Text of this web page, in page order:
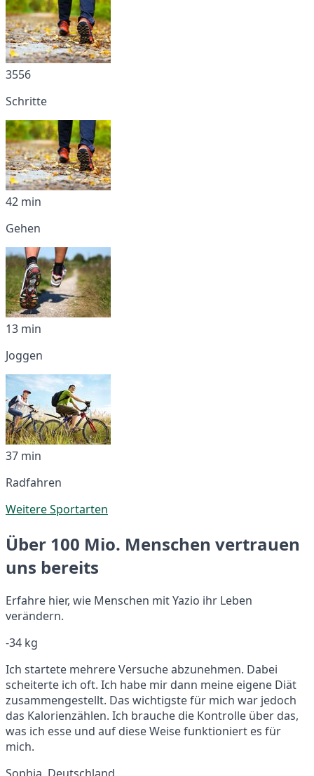
3556
Schritte
42 min
Gehen
13 min
Joggen
37 min
Radfahren
Weitere Sportarten
Über 100 Mio. Menschen vertrauen
uns bereits
Erfahre hier, wie Menschen mit Yazio ihr Leben
verändern.
-34 kg
Ich startete mehrere Versuche abzunehmen. Dabei
scheiterte ich oft. Ich habe mir dann meine eigene Diät
zusammengestellt. Das wichtigste für mich war jedoch
das Kalorienzählen. Ich brauche die Kontrolle über das,
was ich esse und auf diese Weise funktioniert es für
mich.